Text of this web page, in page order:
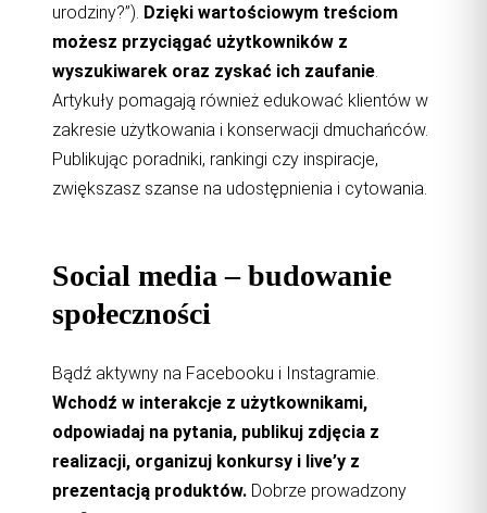
urodziny?”). Dzięki wartościowym treściom
możesz przyciągać użytkowników z
wyszukiwarek oraz zyskać ich zaufanie
Artykuły pomagają również edukować klientów w
zakresie użytkowania i konserwacji dmuchańców.
Publikując poradniki, rankingi czy inspiracje,
zwiększasz szanse na udostępnienia i cytowania.
Social media – budowanie
społeczności
Bądź aktywny na Facebooku i Instagramie.
Wchodź w interakcje z użytkownikami,
odpowiadaj na pytania, publikuj zdjęcia z
realizacji, organizuj konkursy i live’y z
prezentacją produktów. Dobrze prowadzony